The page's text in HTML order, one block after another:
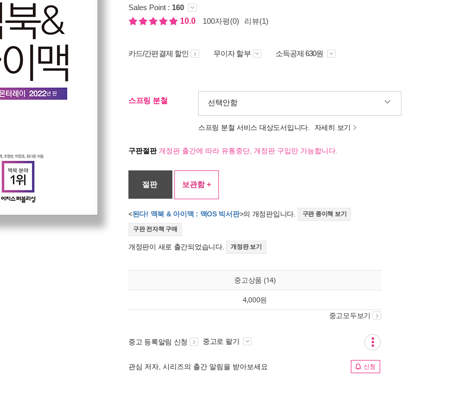
Sales Point : 160
10.0
100자평(0) 리뷰(1)
카드/간편결제 할인 무이자 할부 소득공제 630원
스프링 분철 선택안함
스프링 분철 서비스 대상도서입니다. 자세히 보기
구판절판개정판 출간에 따라 유통중단, 개정판 구입만 가능합니다.
절판 보관함 +
<된다! 맥북 & 아이맥 : 맥OS 빅서판>의 개정판입니다. 구판 종이책 보기
구판 전자책 구매
개정판이 새로 출간되었습니다. 개정판 보기
중고상품 (14)
4,000원
중고모두보기
중고 등록알림 신청 중고로 팔기
관심 저자, 시리즈의 출간 알림을 받아보세요 신청